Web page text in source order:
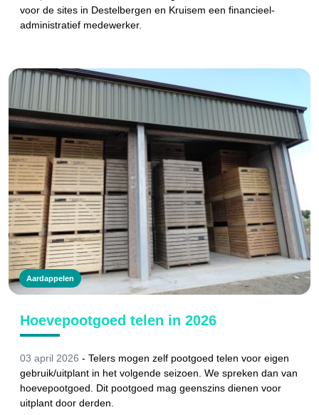
voor de sites in Destelbergen en Kruisem een financieel-
administratief medewerker.
Aardappelen
Hoevepootgoed telen in 2026
03 april 2026 - Telers mogen zelf pootgoed telen voor eigen
gebruik/uitplant in het volgende seizoen. We spreken dan van
hoevepootgoed. Dit pootgoed mag geenszins dienen voor
uitplant door derden.